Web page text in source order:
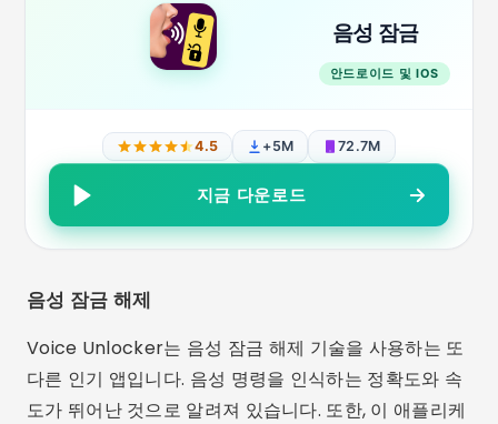
음성 잠금
안드로이드 및 IOS
4.5 +5M 72.7M
지금 다운로드
음성 잠금 해제
Voice Unlocker는 음성 잠금 해제 기술을 사용하는 또
다른 인기 앱입니다. 음성 명령을 인식하는 정확도와 속
도가 뛰어난 것으로 알려져 있습니다. 또한, 이 애플리케